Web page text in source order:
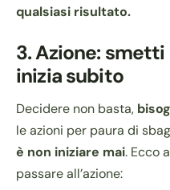
qualsiasi risultato.
3.Azione:
inizia subito
Decidere non basta,
le azioni per paura di
è non iniziare mai. Ecco
passare all’azione: